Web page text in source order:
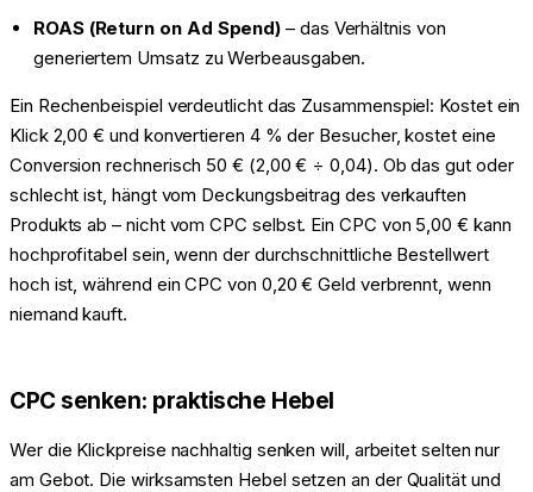
ROAS (Return on Ad Spend) – das Verhältnis von
generiertem Umsatz zu Werbeausgaben.
Ein Rechenbeispiel verdeutlicht das Zusammenspiel: Kostet ein
Klick 2,00 € und konvertieren 4 % der Besucher, kostet eine
Conversion rechnerisch 50 € (2,00 € ÷ 0,04). Ob das gut oder
schlecht ist, hängt vom Deckungsbeitrag des verkauften
Produkts ab – nicht vom CPC selbst. Ein CPC von 5,00 € kann
hochprofitabel sein, wenn der durchschnittliche Bestellwert
hoch ist, während ein CPC von 0,20 € Geld verbrennt, wenn
niemand kauft.
CPC senken: praktische Hebel
Wer die Klickpreise nachhaltig senken will, arbeitet selten nur
am Gebot. Die wirksamsten Hebel setzen an der Qualität und